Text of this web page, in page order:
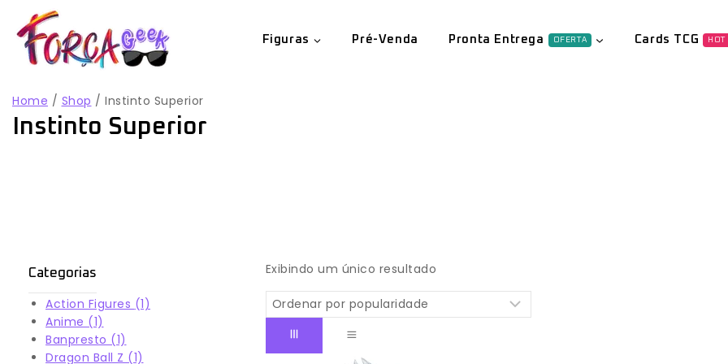
Figuras Pré-Venda Pronta Entrega OFERTA Cards TCG HOT
Home / Shop / Instinto Superior
Instinto Superior
Exibindo um único resultado
Categorias
Action Figures (1)
Anime (1)
Banpresto (1)
Dragon Ball Z (1)